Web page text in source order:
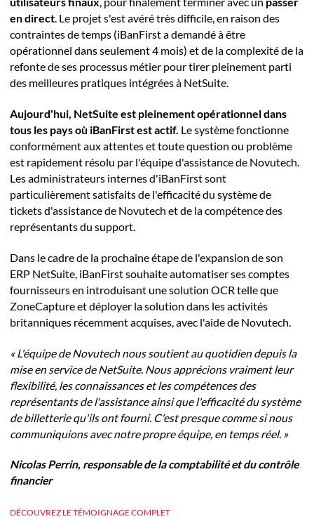
en direct. Le projet s'est avéré très difficile, en raison des
contraintes de temps (iBanFirst a demandé à être
opérationnel dans seulement 4 mois) et de la complexité de la
refonte de ses processus métier pour tirer pleinement parti
des meilleures pratiques intégrées à NetSuite.
Aujourd'hui, NetSuite est pleinement opérationnel dans
tous les pays où iBanFirst est actif. Le système fonctionne
conformément aux attentes et toute question ou problème
est rapidement résolu par l'équipe d'assistance de Novutech.
Les administrateurs internes d'iBanFirst sont
particulièrement satisfaits de l'efficacité du système de
tickets d'assistance de Novutech et de la compétence des
représentants du support.
Dans le cadre de la prochaine étape de l'expansion de son
ERP NetSuite, iBanFirst souhaite automatiser ses comptes
fournisseurs en introduisant une solution OCR telle que
ZoneCapture et déployer la solution dans les activités
britanniques récemment acquises, avec l'aide de Novutech.
« L'équipe de Novutech nous soutient au quotidien depuis la
mise en service de NetSuite. Nous apprécions vraiment leur
flexibilité, les connaissances et les compétences des
représentants de l'assistance ainsi que l'efficacité du système
de billetterie qu'ils ont fourni. C'est presque comme si nous
communiquions avec notre propre équipe, en temps réel. »
Nicolas Perrin, responsable de la comptabilité et du contrôle
financier
DÉCOUVREZ LE TÉMOIGNAGE COMPLET